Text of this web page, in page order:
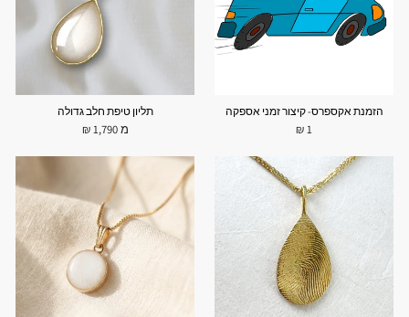
הזמנת אקספרס- קיצור זמני אספקה
1 ₪
תליון טיפת חלב גדולה
מ 1,790 ₪